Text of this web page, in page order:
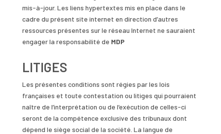
mis-à-jour. Les liens hypertextes mis en place dans le
cadre du présent site internet en direction d’autres
ressources présentes sur le réseau Internet ne sauraient
engager la responsabilité de MDP
LITIGES
Les présentes conditions sont régies par les lois
françaises et toute contestation ou litiges qui pourraient
naître de l’interprétation ou de l’exécution de celles-ci
seront de la compétence exclusive des tribunaux dont
dépend le siège social de la société. La langue de